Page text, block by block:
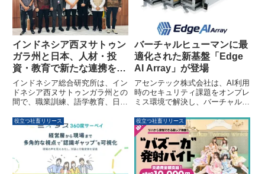
存マップ」などの独自フレームワ
ークを用いて、後継者が円滑に会
社を運営するための具体的な引き
継ぎ計画を支援します。
ます。ストレスチェックの結果に
基づき選定されるこの表彰は、同
事務所の働きがいのある職場への
取り組みを評価するものです。
インドネシア西ヌサトゥン
ガラ州と日本、人材・投
資・教育で新たな連携を開
始 – ロンボク島から広がる
可能性
インドネシア総合研究所は、イン
ドネシア西ヌサトゥンガラ州との
間で、職業訓練、語学教育、日本
関する提携会議を実施しました。
ロンボク島を拠点に、人材育成と
「ゼロコスト送り出し」スキーム
の導入、日本の投資機会創出を目
指し、新たな国際パートナーシッ
プが始動します。
バーチャルヒューマンに最
適化された新基盤「Edge
AI Array」が登場
アセンテック株式会社は、AI利用
時のセキュリティ課題をオンプレ
ミス環境で解決し、バーチャルヒ
盤「Edge AI Array」を発表しま
した。このプラットフォームは、
生成AIの運用におけるセキュリテ
ィリスク、応答遅延、コスト増大
といった主要な課題に対応しま
す。
役立つ社畜リリース 役立つ社畜リリース